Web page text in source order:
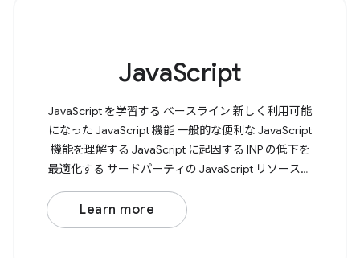
JavaScript
JavaScript を学習する ベースライン 新しく利用可能
になった JavaScript 機能 一般的な便利な JavaScript
機能を理解する JavaScript に起因する INP の低下を
最適化する サードパーティの JavaScript リソースを
最適化する JavaScript パターンを詳しく見る
JavaScript を初めて使用する場合は、 JavaScript の
学習 コースでは、変数、関数、条件文などの基本か
Learn more